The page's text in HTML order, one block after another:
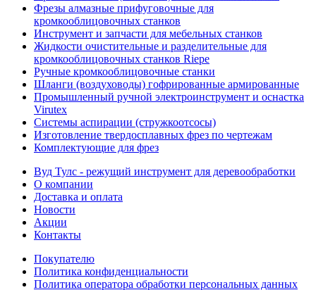
Фрезы алмазные прифуговочные для
кромкооблицовочных станков
Инструмент и запчасти для мебельных станков
Жидкости очистительные и разделительные для
кромкооблицовочных станков Riepe
Ручные кромкооблицовочные станки
Шланги (воздуховоды) гофрированные армированные
Промышленный ручной электроинструмент и оснастка
Virutex
Системы аспирации (стружкоотсосы)
Изготовление твердосплавных фрез по чертежам
Комплектующие для фрез
Вуд Тулс - режущий инструмент для деревообработки
О компании
Доставка и оплата
Новости
Акции
Контакты
Покупателю
Политика конфиденциальности
Политика оператора обработки персональных данных